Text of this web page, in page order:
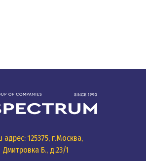
адрес: 125375, г.Москва,
Дмитровка Б., д.23/1